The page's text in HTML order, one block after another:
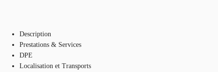
Description
Prestations & Services
DPE
Localisation et Transports